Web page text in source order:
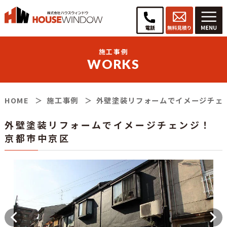
施工事例
WORKS
HOME 施工事例 外壁塗装リフォームでイメージチェ
外壁塗装リフォームでイメージチェンジ！
京都市中京区